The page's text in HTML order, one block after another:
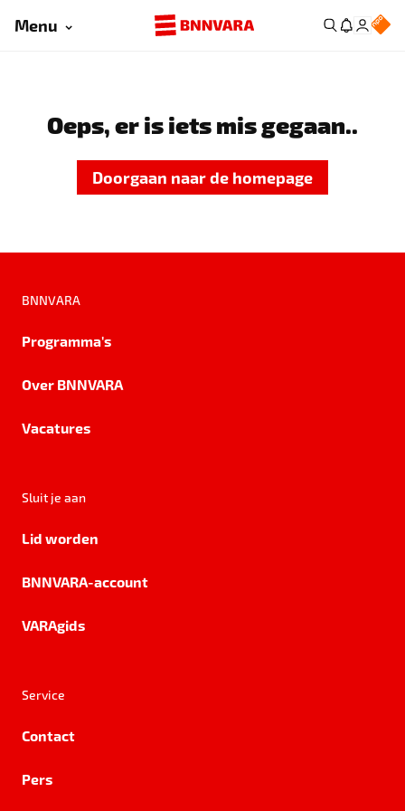
Menu
Oeps, er is iets mis gegaan..
Doorgaan naar de homepage
BNNVARA
Programma's
Over BNNVARA
Vacatures
Sluit je aan
Lid worden
BNNVARA-account
VARAgids
Service
Contact
Pers